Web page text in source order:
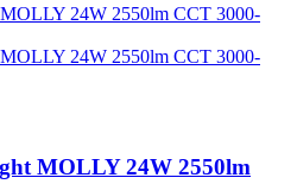
MOLLY 24W 2550lm